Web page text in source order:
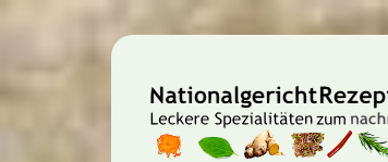
Hauptnavigation